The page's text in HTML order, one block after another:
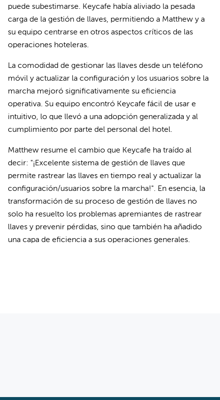
puede subestimarse. Keycafe había aliviado la pesada
carga de la gestión de llaves, permitiendo a Matthew y a
su equipo centrarse en otros aspectos críticos de las
operaciones hoteleras.
La comodidad de gestionar las llaves desde un teléfono
móvil y actualizar la configuración y los usuarios sobre la
marcha mejoró significativamente su eficiencia
operativa. Su equipo encontró Keycafe fácil de usar e
intuitivo, lo que llevó a una adopción generalizada y al
cumplimiento por parte del personal del hotel.
Matthew resume el cambio que Keycafe ha traído al
decir: "¡Excelente sistema de gestión de llaves que
permite rastrear las llaves en tiempo real y actualizar la
configuración/usuarios sobre la marcha!". En esencia, la
transformación de su proceso de gestión de llaves no
solo ha resuelto los problemas apremiantes de rastrear
llaves y prevenir pérdidas, sino que también ha añadido
una capa de eficiencia a sus operaciones generales.